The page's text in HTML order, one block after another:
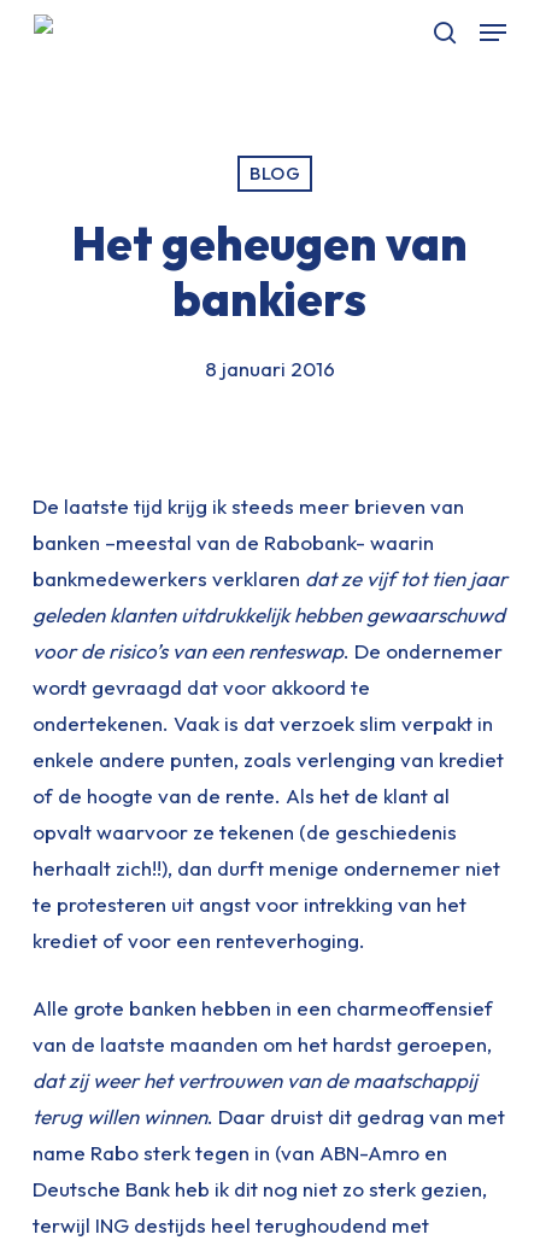
Skip
Menu
BLOG
Het geheugen van
bankiers
8 januari 2016
De laatste tijd krijg ik steeds meer brieven van
banken –meestal van de Rabobank- waarin
bankmedewerkers verklaren dat ze vijf tot tien jaar
geleden klanten uitdrukkelijk hebben gewaarschuwd
voor de risico’s van een renteswap. De ondernemer
wordt gevraagd dat voor akkoord te
ondertekenen. Vaak is dat verzoek slim verpakt in
enkele andere punten, zoals verlenging van krediet
of de hoogte van de rente. Als het de klant al
opvalt waarvoor ze tekenen (de geschiedenis
herhaalt zich!!), dan durft menige ondernemer niet
te protesteren uit angst voor intrekking van het
krediet of voor een renteverhoging.
Alle grote banken hebben in een charmeoffensief
van de laatste maanden om het hardst geroepen,
dat zij weer het vertrouwen van de maatschappij
terug willen winnen. Daar druist dit gedrag van met
name Rabo sterk tegen in (van ABN-Amro en
Deutsche Bank heb ik dit nog niet zo sterk gezien,
terwijl ING destijds heel terughoudend met